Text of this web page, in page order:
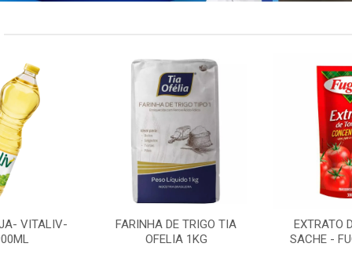
VITALIV-
FARINHA DE TRIGO TIA
OFELIA 1KG
EXTRATO
SACHE -